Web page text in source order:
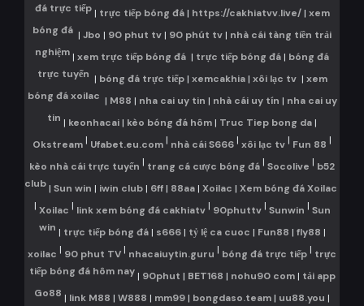
đá trực tiếp| trực tiếp bóng đá | https://cakhiatvv.live/ | xem
bóng đá | Jbo | 90 phut tv | 90 phút tv | nhà cái tàng tiền trải
nghiệm | xem trực tiếp bóng đá | trực tiếp bóng đá | bóng đá
trực tuyến | bóng đá trực tiếp| xemcakhia| xôi lạc tv | xem
bóng đá xoilac | M88 | nha cai uy tin | nhà cái uy tín | nha cai uy
tin | keonhacai | kèo bóng đá hôm | Truc Tiep bong da |
Okstream | Ufabet.eu.com | nhà cái S666 | xôi lạc tv | Fun 88 |
kèo nhà cái trực tuyến | trang cá cược bóng đá | Socolive | b52
club | Sun win | iwin club | 6ff | 88aa | Xoilac | Xem bóng đá Xoilac
| Xoilac | link xem bóng đá cakhiatv| 90phuttv| Sunwin | Sun
win | trực tiếp bóng đá| s666| tỷ lệ ca cuoc | Fun88 | fly88 |
xoilac | 90 phut TV | nhacaiuytin.guru | bóng đá trực tiếp | trực
tiếp bóng đá hôm nay | 90phut | BET168 | nohu90 com | tải app
Go88 | link M88 | W888 | mm99 | bongdaso.team | uu88.you |